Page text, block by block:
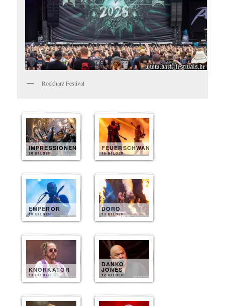
Rockharz Festival
IMPRESSIONEN
20 BILDER
FEUERSCHWANZ
15 BILDER
EMPEROR
10 BILDER
DORO
13 BILDER
KNORKATOR
13 BILDER
DANKO
JONES
12 BILDER